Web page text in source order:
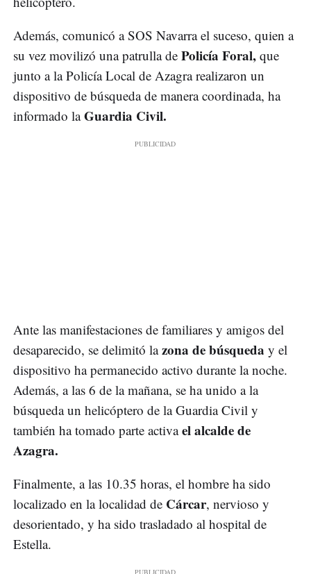
Además, comunicó a SOS Navarra el suceso, quien a
su vez movilizó una patrulla de Policía Foral, que
junto a la Policía Local de Azagra realizaron un
dispositivo de búsqueda de manera coordinada, ha
informado laGuardia Civil.
Ante las manifestaciones de familiares y amigos del
desaparecido, se delimitó lazona de búsqueda y el
dispositivo ha permanecido activo durante la noche.
Además, a las 6 de la mañana, se ha unido a la
búsqueda un helicóptero de la Guardia Civil y
también ha tomado parte activael alcalde de
Azagra.
Finalmente, a las 10.35 horas, el hombre ha sido
localizado en la localidad de Cárcar, nervioso y
desorientado, y ha sido trasladado al hospital de
Estella.